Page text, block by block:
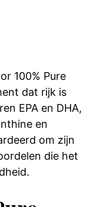
100% Pure
dat rijk is
EPA en DHA,
en
om zijn
die het